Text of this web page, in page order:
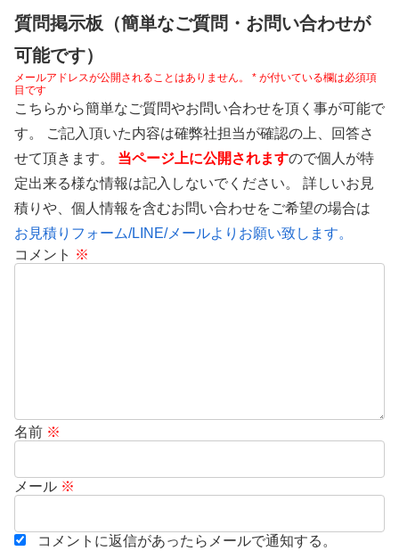
質問掲示板（簡単なご質問・お問い合わせが
可能です）
メールアドレスが公開されることはありません。 * が付いている欄は必須項
目です
こちらから簡単なご質問やお問い合わせを頂く事が可能で
す。 ご記入頂いた内容は確弊社担当が確認の上、回答さ
せて頂きます。 当ページ上に公開されますので個人が特
定出来る様な情報は記入しないでください。 詳しいお見
積りや、個人情報を含むお問い合わせをご希望の場合は
お見積りフォーム/LINE/メールよりお願い致します。
コメント ※
名前 ※
メール ※
コメントに返信があったらメールで通知する。